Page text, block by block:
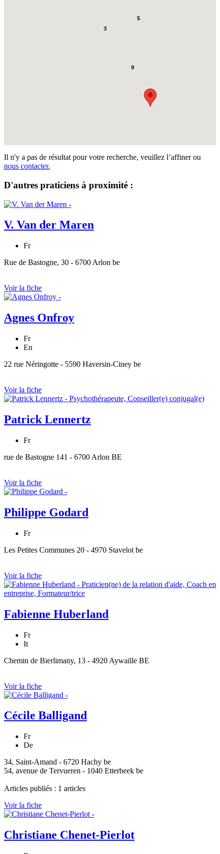
9
3
5
Il n'y a pas de résultat pour votre recherche, veuillez l’affiner ou
nous contacter.
D'autres praticiens à proximité :
V. Van der Maren
Fr
Rue de Bastogne, 30 - 6700 Arlon be
Voir la fiche
Agnes Onfroy
Fr
En
22 rue Néringotte - 5590 Haversin-Ciney be
Voir la fiche
Patrick Lennertz
Fr
rue de Bastogne 141 - 6700 Arlon BE
Voir la fiche
Philippe Godard
Fr
Les Petites Communes 20 - 4970 Stavelot be
Voir la fiche
Fabienne Huberland
Fr
It
Chemin de Bierlimany, 13 - 4920 Aywaille BE
Voir la fiche
Cécile Balligand
Fr
De
34, Saint-Amand - 6720 Hachy be
54, avenue de Tervueren - 1040 Etterbeek be
Articles publiés : 1 articles
Voir la fiche
Christiane Chenet-Pierlot